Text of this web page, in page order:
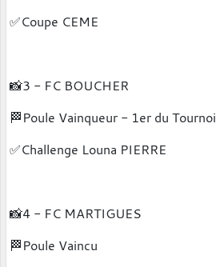
✅️Coupe CEME
📸3 - FC BOUCHER
🏁Poule Vainqueur - 1er du Tournoi
✅️Challenge Louna PIERRE
📸4 - FC MARTIGUES
🏁Poule Vaincu